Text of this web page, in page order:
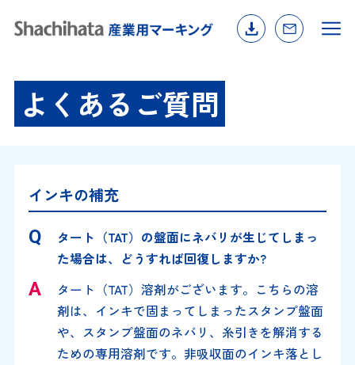
よくあるご質問
インキの補充
タート（TAT）の盤面にネバリが生じてしまっ
た場合は、どうすれば回復しますか?
タート（TAT）溶剤がございます。こちらの溶
剤は、インキで固まってしまったスタンプ盤面
や、スタンプ盤面のネバリ、糸引きを解消する
ための専用溶剤です。非吸収面のインキ落とし